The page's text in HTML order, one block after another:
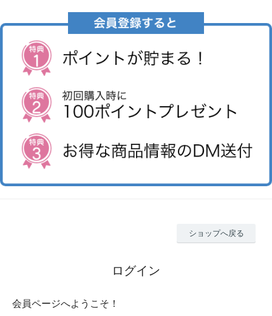
ショップへ戻る
ログイン
会員ページへようこそ！